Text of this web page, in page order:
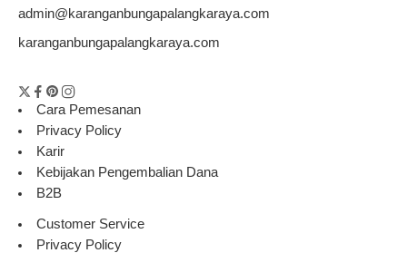
admin@karanganbungapalangkaraya.com
karanganbungapalangkaraya.com
Cara Pemesanan
Privacy Policy
Karir
Kebijakan Pengembalian Dana
B2B
Customer Service
Privacy Policy